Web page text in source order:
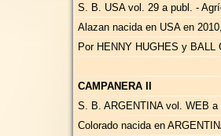
S. B. USA vol. 29 a publ. -
Alazan nacida en USA en
Por HENNY HUGHES y
CAMPANERA II
S. B. ARGENTINA vol. WEB
Colorado nacida en